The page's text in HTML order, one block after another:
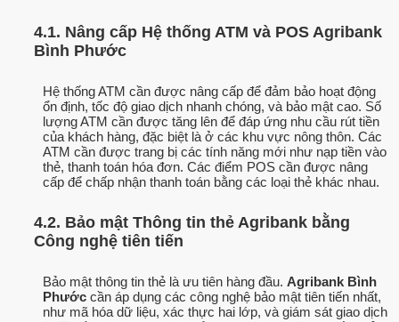
4.1. Nâng cấp Hệ thống ATM và POS Agribank
Bình Phước
Hệ thống ATM cần được nâng cấp để đảm bảo hoạt động
ổn định, tốc độ giao dịch nhanh chóng, và bảo mật cao. Số
lượng ATM cần được tăng lên để đáp ứng nhu cầu rút tiền
của khách hàng, đặc biệt là ở các khu vực nông thôn. Các
ATM cần được trang bị các tính năng mới như nạp tiền vào
thẻ, thanh toán hóa đơn. Các điểm POS cần được nâng
cấp để chấp nhận thanh toán bằng các loại thẻ khác nhau.
4.2. Bảo mật Thông tin thẻ Agribank bằng
Công nghệ tiên tiến
Bảo mật thông tin thẻ là ưu tiên hàng đầu. Agribank Bình
Phước cần áp dụng các công nghệ bảo mật tiên tiến nhất,
như mã hóa dữ liệu, xác thực hai lớp, và giám sát giao dịch